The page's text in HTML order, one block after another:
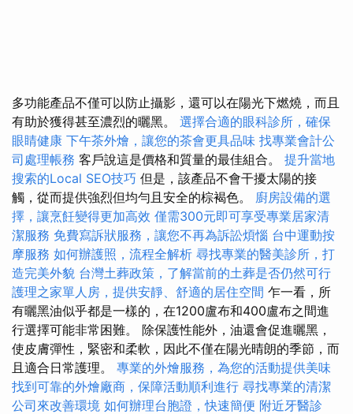
多功能產品不僅可以防止攝影，還可以在陽光下燃燒，而且
有助於獲得甚至濃烈的曬黑。 選擇合適的眼科診所，確保
眼睛健康 下午茶外燴，讓您的茶會更具品味 找專業會計公
司處理帳務 客戶說這是價格和質量的最佳組合。 提升當地
搜索的Local SEO技巧 但是，該產品不會干擾太陽的接
觸，從而提供強烈但均勻且安全的棕褐色。 廚房設備的選
擇，讓烹飪變得更加高效 僅需300元即可享受專業居家清
潔服務 免費寫訴狀服務，讓您不再為訴訟煩惱 台中運動按
摩服務 如何辦護照，流程全解析 尋找專業的醫美診所，打
造完美外貌 台灣土葬政策，了解當前的土葬是否仍然可行
護理之家單人房，提供安靜、舒適的居住空間 乍一看，所
有曬黑油似乎都是一樣的，在1200盧布和400盧布之間進
行選擇可能非常困難。 除保護性能外，油還會促進曬黑，
使皮膚彈性，緊密和柔軟，因此不僅在陽光晴朗的季節，而
且適合日常護理。 專業的外燴服務，為您的活動提供美味
找到可靠的外燴廠商，保障活動順利進行 尋找專業的清潔
公司來改善環境 如何辦理台胞證，快速簡便 附近牙醫診